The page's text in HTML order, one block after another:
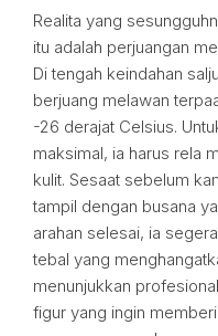
Realita yang
itu adalah perjuangan
Di tengah keindahan
berjuang melawan
-26 derajat Celsius.
maksimal, ia harus rela
kulit. Sesaat sebelum
tampil dengan busana
arahan selesai, ia
tebal yang
menunjukkan
figur yang ingin